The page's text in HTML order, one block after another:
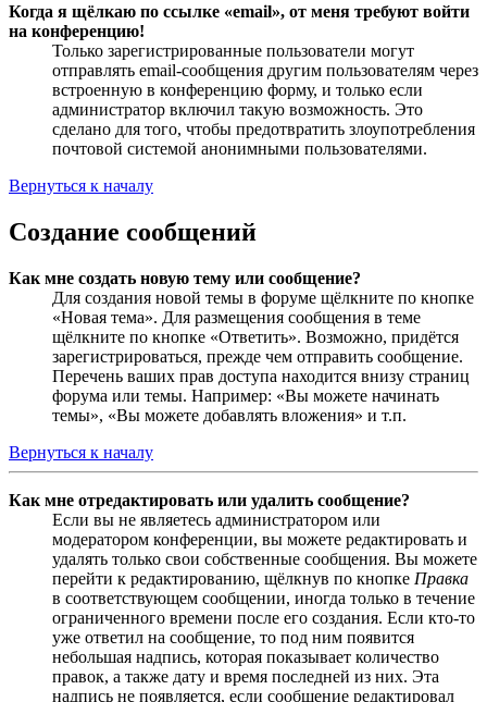
Когда я щёлкаю по ссылке «email», от меня требуют войти
на конференцию!
Только зарегистрированные пользователи могут
отправлять email-сообщения другим пользователям через
встроенную в конференцию форму, и только если
администратор включил такую возможность. Это
сделано для того, чтобы предотвратить злоупотребления
почтовой системой анонимными пользователями.
Вернуться к началу
Создание сообщений
Как мне создать новую тему или сообщение?
Для создания новой темы в форуме щёлкните по кнопке
«Новая тема». Для размещения сообщения в теме
щёлкните по кнопке «Ответить». Возможно, придётся
зарегистрироваться, прежде чем отправить сообщение.
Перечень ваших прав доступа находится внизу страниц
форума или темы. Например: «Вы можете начинать
темы», «Вы можете добавлять вложения» и т.п.
Вернуться к началу
Как мне отредактировать или удалить сообщение?
Если вы не являетесь администратором или
модератором конференции, вы можете редактировать и
удалять только свои собственные сообщения. Вы можете
перейти к редактированию, щёлкнув по кнопке Правка
в соответствующем сообщении, иногда только в течение
ограниченного времени после его создания. Если кто-то
уже ответил на сообщение, то под ним появится
небольшая надпись, которая показывает количество
правок, а также дату и время последней из них. Эта
надпись не появляется, если сообщение редактировал